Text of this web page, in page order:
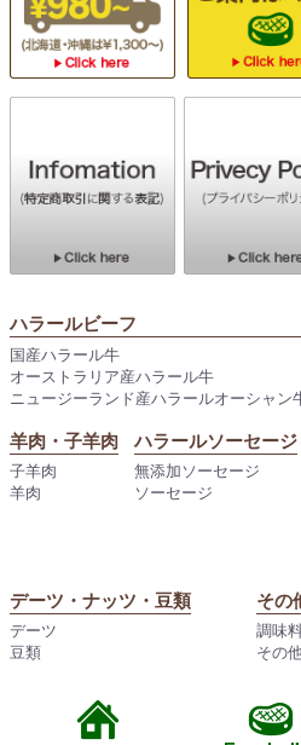
ハラールビーフ
国産ハラール牛
オーストラリア産ハラール牛
ニュージーランド産ハラールオーシャン
羊肉・子羊肉
子羊肉
羊肉
ハラールソーセージ
無添加ソーセージ
ソーセージ
デーツ・ナッツ・豆類
デーツ
豆類
その
調味
その